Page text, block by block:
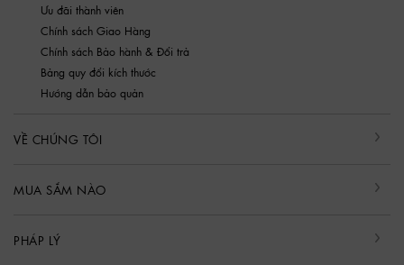
Ưu đãi thành viên
Chính sách Giao Hàng
Chính sách Bảo hành & Đổi trả
Bảng quy đổi kích thước
Hướng dẫn bảo quản
VỀ CHÚNG TÔI
MUA SẮM NÀO
PHÁP LÝ